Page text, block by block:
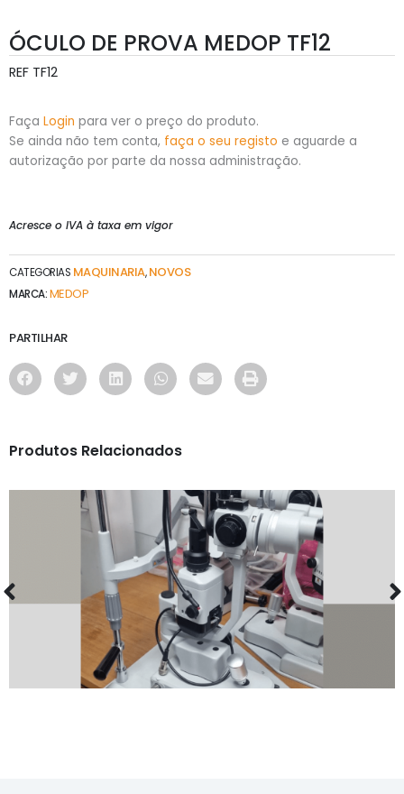
ÓCULO DE PROVA MEDOP TF12
REF TF12
Faça Login para ver o preço do produto.
Se ainda não tem conta, faça o seu registo e aguarde a
autorização por parte da nossa administração.
Acresce o IVA à taxa em vigor
CATEGORIAS MAQUINARIA,NOVOS
MARCA:MEDOP
PARTILHAR
Produtos Relacionados
MAQUINARIA
LAMPADA DE FENDA 40X